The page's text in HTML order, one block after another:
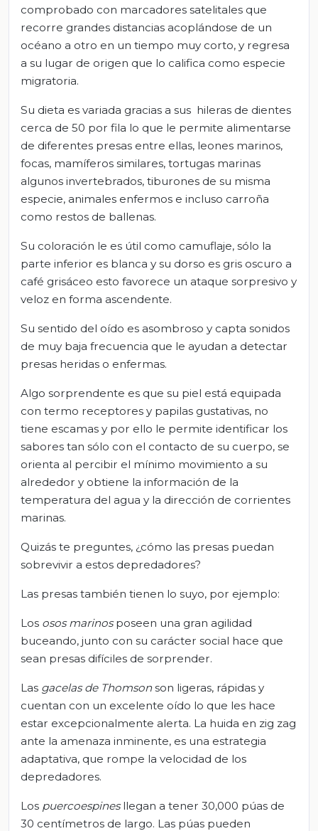
comprobado con marcadores satelitales que
recorre grandes distancias acoplándose de un
océano a otro en un tiempo muy corto, y regresa
a su lugar de origen que lo califica como especie
migratoria.
Su dieta es variada gracias a sus hileras de dientes
cerca de 50 por fila lo que le permite alimentarse
de diferentes presas entre ellas, leones marinos,
focas, mamíferos similares, tortugas marinas
algunos invertebrados, tiburones de su misma
especie, animales enfermos e incluso carroña
como restos de ballenas.
Su coloración le es útil como camuflaje, sólo la
parte inferior es blanca y su dorso es gris oscuro a
café grisáceo esto favorece un ataque sorpresivo y
veloz en forma ascendente.
Su sentido del oído es asombroso y capta sonidos
de muy baja frecuencia que le ayudan a detectar
presas heridas o enfermas.
Algo sorprendente es que su piel está equipada
con termo receptores y papilas gustativas, no
tiene escamas y por ello le permite identificar los
sabores tan sólo con el contacto de su cuerpo, se
orienta al percibir el mínimo movimiento a su
alrededor y obtiene la información de la
temperatura del agua y la dirección de corrientes
marinas.
Quizás te preguntes, ¿cómo las presas puedan
sobrevivir a estos depredadores?
Las presas también tienen lo suyo, por ejemplo:
Los osos marinosposeen una gran agilidad
buceando, junto con su carácter social hace que
sean presas difíciles de sorprender.
Las gacelas de Thomsonson ligeras, rápidas y
cuentan con un excelente oído lo que les hace
estar excepcionalmente alerta. La huida en zig zag
ante la amenaza inminente, es una estrategia
adaptativa, que rompe la velocidad de los
depredadores.
Los puercoespinesllegan a tener 30,000 púas de
30 centímetros de largo. Las púas pueden